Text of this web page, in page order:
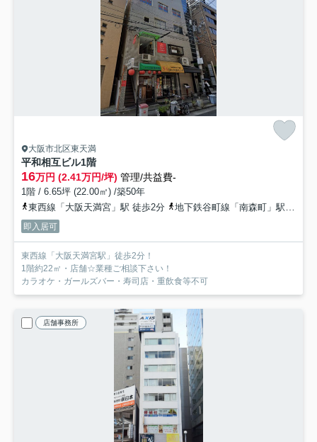
大阪市北区東天満
平和相互ビル1階
16万円 (2.41万円/坪) 管理/共益費-
1階 / 6.65坪 (22.00㎡) /築50年
東西線「大阪天満宮」駅 徒歩2分
地下鉄谷町線「南森町」駅 徒歩4分
即入居可
東西線「大阪天満宮駅」徒歩2分！
1階約22㎡・店舗☆業種ご相談下さい！
カラオケ・ガールズバー・寿司店・重飲食等不可
店舗事務所